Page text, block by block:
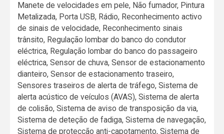
Manete de velocidades em pele, Não fumador, Pintura
Metalizada, Porta USB, Rádio, Reconhecimento activo
de sinais de velocidade, Reconhecimento sinais
trânsito, Regulação lombar do banco do condutor
eléctrica, Regulação lombar do banco do passageiro
eléctrica, Sensor de chuva, Sensor de estacionamento
dianteiro, Sensor de estacionamento traseiro,
Sensores traseiros de alerta de tráfego, Sistema de
alerta acústico de veículos (AVAS), Sistema de alerta
de colisão, Sistema de aviso de transposição da via,
Sistema de deteção de fadiga, Sistema de navegação,
Sistema de protecção anti-capotamento, Sistema de